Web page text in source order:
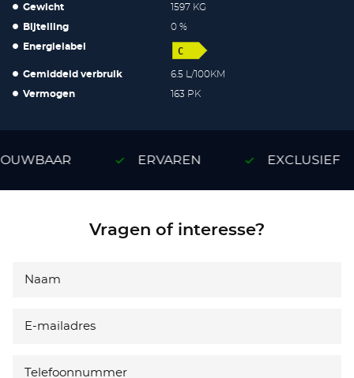
Gewicht 1597 KG
Bijtelling 0 %
Energielabel
Gemiddeld verbruik 6.5 L/100KM
Vermogen 163 PK
ERVAREN EXCLUSIEF
Vragen of interesse?